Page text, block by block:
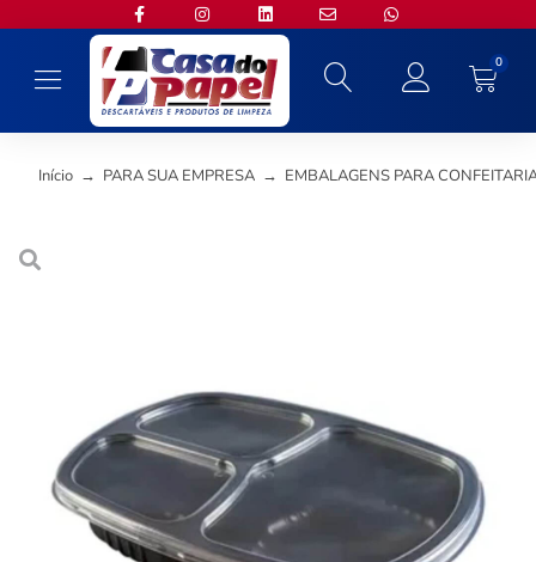
0
Início → PARA SUA EMPRESA → EMBALAGENS PARA